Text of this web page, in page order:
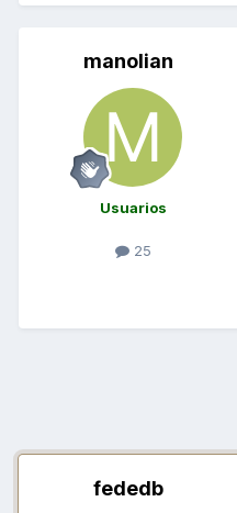
manolian
Usuarios
25
fededb